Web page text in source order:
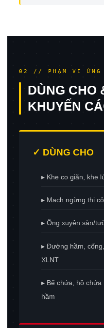
02 // PHẠM VI ỨNG
DÙNG CHO
KHUYẾN
✓ DÙNG CHO
▸ Khe co giãn, khe
▸ Mạch ngừng thi
▸ Ống xuyên sàn/
▸ Đường hầm,
XLNT
▸ Bể chứa, hồ
hầm